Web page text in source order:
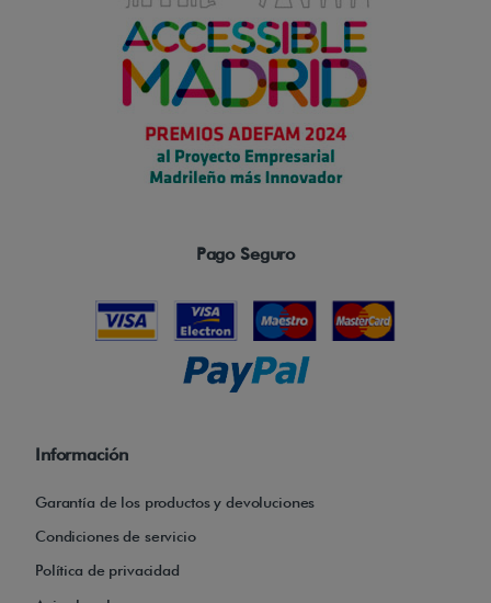
Pago Seguro
Información
Garantía de los productos y devoluciones
Condiciones de servicio
Política de privacidad